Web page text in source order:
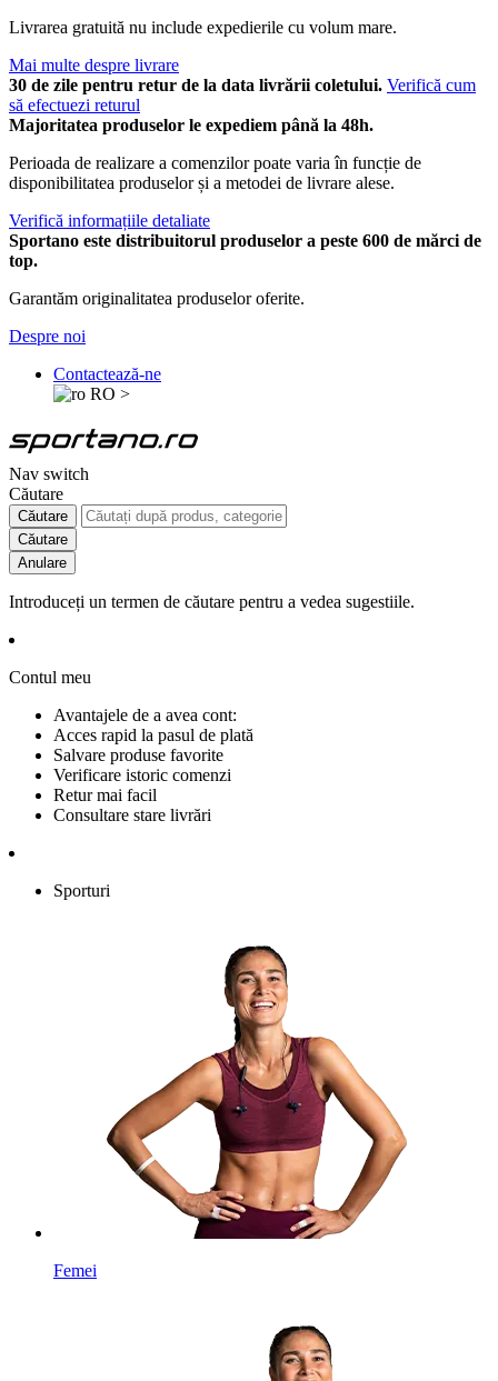
Livrarea gratuită nu include expedierile cu volum mare.
Mai multe despre livrare
30 de zile pentru retur de la data livrării coletului. Verifică cum
să efectuezi returul
Majoritatea produselor le expediem până la 48h.
Perioada de realizare a comenzilor poate varia în funcție de
disponibilitatea produselor și a metodei de livrare alese.
Verifică informațiile detaliate
Sportano este distribuitorul produselor a peste 600 de mărci de
top.
Garantăm originalitatea produselor oferite.
Despre noi
Contactează-ne
RO >
Nav switch
Căutare
Căutare
Căutare
Anulare
Introduceți un termen de căutare pentru a vedea sugestiile.
Contul meu
Avantajele de a avea cont:
Acces rapid la pasul de plată
Salvare produse favorite
Verificare istoric comenzi
Retur mai facil
Consultare stare livrări
Sporturi
Femei